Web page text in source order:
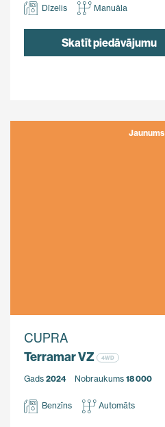
Dīzelis Manuāla
Skatīt piedāvājumu
Jaunums
CUPRA
Terramar VZ
4WD
Gads 2024 Nobraukums 18 000
Benzīns Automāts